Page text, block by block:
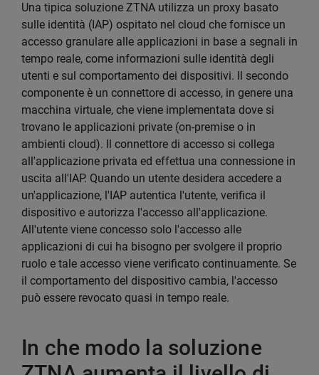
Una tipica soluzione ZTNA utilizza un proxy basato
sulle identità (IAP) ospitato nel cloud che fornisce un
accesso granulare alle applicazioni in base a segnali in
tempo reale, come informazioni sulle identità degli
utenti e sul comportamento dei dispositivi. Il secondo
componente è un connettore di accesso, in genere una
macchina virtuale, che viene implementata dove si
trovano le applicazioni private (on-premise o in
ambienti cloud). Il connettore di accesso si collega
all'applicazione privata ed effettua una connessione in
uscita all'IAP. Quando un utente desidera accedere a
un'applicazione, l'IAP autentica l'utente, verifica il
dispositivo e autorizza l'accesso all'applicazione.
All'utente viene concesso solo l'accesso alle
applicazioni di cui ha bisogno per svolgere il proprio
ruolo e tale accesso viene verificato continuamente. Se
il comportamento del dispositivo cambia, l'accesso
può essere revocato quasi in tempo reale.
In che modo la soluzione